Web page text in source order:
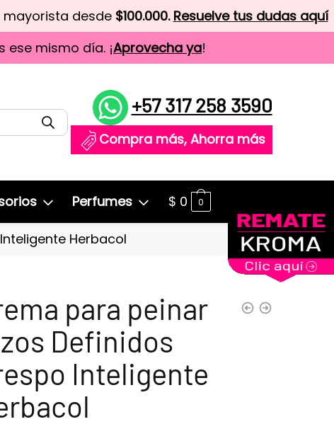
mayorista desde $100.000. Resuelve tus dudas aquí
ese mismo día. ¡Aprovecha ya!
+57 317 258 3590
Compra más, Ahorra más
Perfumes $ 0 0
Herbacol
para peinar
Definidos
Inteligente